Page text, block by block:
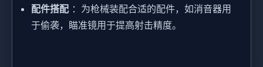
配件搭配 ：为枪械装配合适的配件，如消音器用
于偷袭，瞄准镜用于提高射击精度。